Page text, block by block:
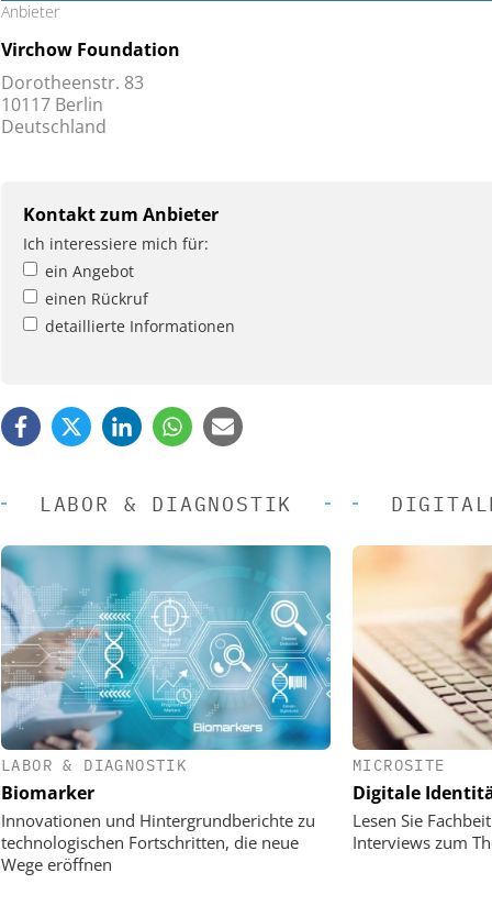
Anbieter
Virchow Foundation
Dorotheenstr. 83
10117 Berlin
Deutschland
Kontakt zum Anbieter
Ich interessiere mich für:
ein Angebot
einen Rückruf
detaillierte Informationen
LABOR & DIAGNOSTIK
LABOR & DIAGNOSTIK
Biomarker
Innovationen und Hintergrundberichte zu
technologischen Fortschritten, die neue
Wege eröffnen
MICROSITE
Digitale
Lesen Sie
Interviews zum
EASY SOFTWARE AG
Personalmanagement: Von digitaler
Ordnung zur KI-fähigen Steuerung
Ordnung